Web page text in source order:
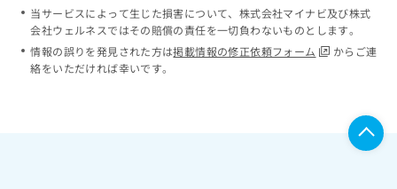
当サービスによって生じた損害について、株式会社マイナビ及び株式
会社ウェルネスではその賠償の責任を一切負わないものとします。
情報の誤りを発見された方は掲載情報の修正依頼フォーム
からご連
絡をいただければ幸いです。